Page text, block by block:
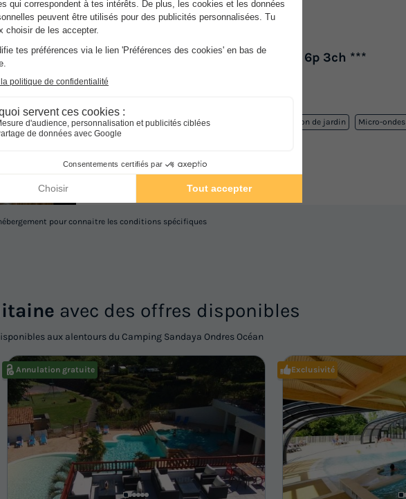
En savoir plus
MOBILHOME 6 personnes - Cottage 6p 3ch ***
Surface
Animaux autorisés * Cafetière Salon de jardin Micro-ondes
pour connaitre les conditions spécifiques
avec des offres disponibles
aux alentours du Camping Sandaya Ondres Océan
Annulation gratuite Exclusivité